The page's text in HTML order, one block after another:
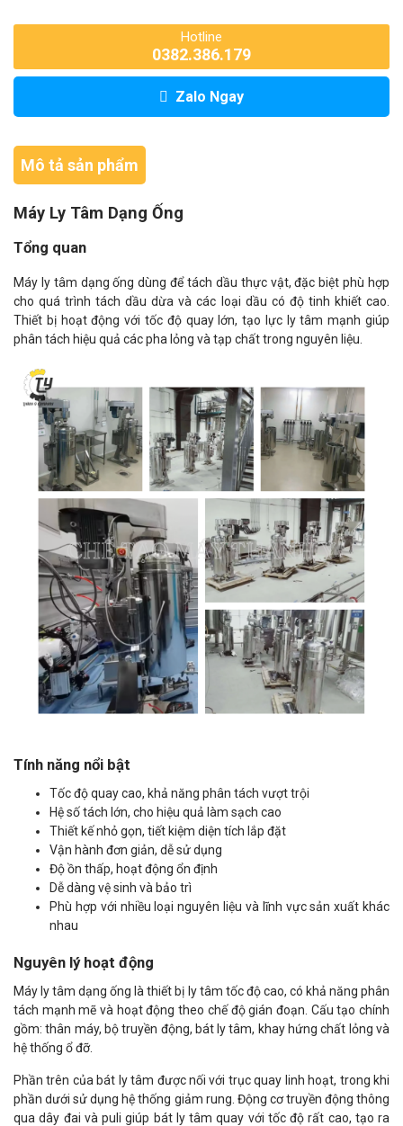
Hotline
0382.386.179
Zalo Ngay
Mô tả sản phẩm
Máy Ly Tâm Dạng Ống
Tổng quan
Máy ly tâm dạng ống dùng để tách dầu thực vật, đặc biệt phù hợp
cho quá trình tách dầu dừa và các loại dầu có độ tinh khiết cao.
Thiết bị hoạt động với tốc độ quay lớn, tạo lực ly tâm mạnh giúp
phân tách hiệu quả các pha lỏng và tạp chất trong nguyên liệu.
Tính năng nổi bật
Tốc độ quay cao, khả năng phân tách vượt trội
Hệ số tách lớn, cho hiệu quả làm sạch cao
Thiết kế nhỏ gọn, tiết kiệm diện tích lắp đặt
Vận hành đơn giản, dễ sử dụng
Độ ồn thấp, hoạt động ổn định
Dễ dàng vệ sinh và bảo trì
Phù hợp với nhiều loại nguyên liệu và lĩnh vực sản xuất khác
nhau
Nguyên lý hoạt động
Máy ly tâm dạng ống là thiết bị ly tâm tốc độ cao, có khả năng phân
tách mạnh mẽ và hoạt động theo chế độ gián đoạn. Cấu tạo chính
gồm: thân máy, bộ truyền động, bát ly tâm, khay hứng chất lỏng và
hệ thống ổ đỡ.
Phần trên của bát ly tâm được nối với trục quay linh hoạt, trong khi
phần dưới sử dụng hệ thống giảm rung. Động cơ truyền động thông
qua dây đai và puli giúp bát ly tâm quay với tốc độ rất cao, tạo ra